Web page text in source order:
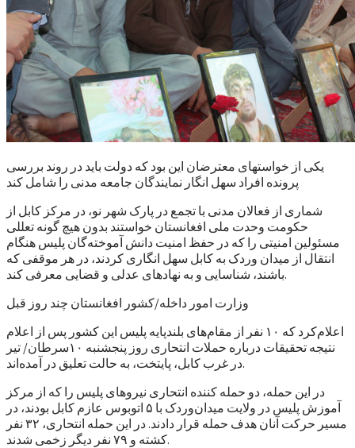
یکی از خواستهای معترضان این بود که دولت باید در روند بررسی
پرونده افراد سهل انگار نمایندگان جامعه مدنی را شامل کند
شماری از فعالان مدنی با تجمع در پارک شهر نو، در مرکز کابل از
حکومت وحدت ملی افغانستان خواستند بدون هیچ گونه تعللی
مسئولین امنیتی را که در حفظ امنیت دانش آموخته‌گان پلیس هنگام
انتقال از میدان وردک به کابل سهل انگاری کردند، در هر موقفی که
باشند، شناسایی و به نهادهای عدلی و قضایی معرفی کند.
وزارت امور داخله/کشور افغانستان چند روز قبل
اعلام‌کرد که ۱۰ نفر از مقام‌های بلند‌پایه پلیس این کشور پس از اعلام
نتیجه تحقیقات درباره حملات انتحاری روز پنجشنبه ۱۰سرطان/ تیر
در غرب کابل، پایتخت، به حالت تعلیق در آمده‌اند.
در این حمله، دو حمله کننده انتحاری نیروهای پلیس را که از مرکز
آموزش پلیس در ولایت میدان‌وردک با ۵ اتوبوس عازم کابل بودند، در
مسیر حرکت آنان هدف حمله قرار دادند. در این حمله انتحاری، ۳۲ نفر
کشته و ۷۹ نفر دیگر زخمی شدند.